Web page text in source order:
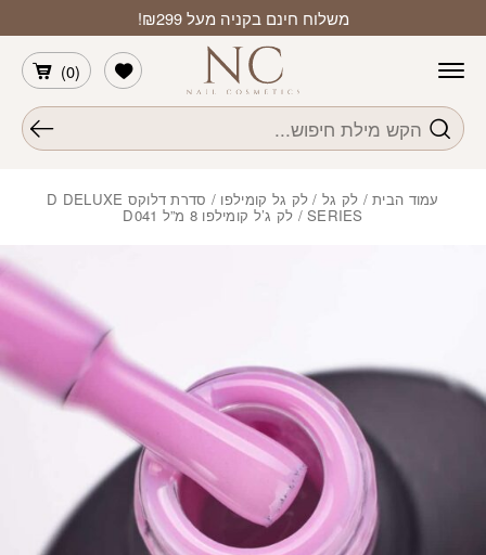
משלוח חינם בקניה מעל ₪299!
חיפוש
(
0
)
הרשימה שלי
עמוד הבית/ לק גל / לק גל קומילפו / סדרת דלוקס D DELUXE
SERIES/ לק ג’ל קומילפו 8 מ”ל D041